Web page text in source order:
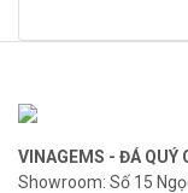
VINAGEMS - ĐÁ QUÝ
Showroom: Số 15